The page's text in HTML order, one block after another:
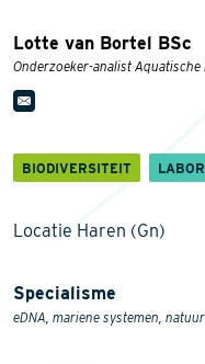
Lotte van Bortel BSc
Onderzoeker-analist Aquatische
BIODIVERSITEIT
Locatie Haren (Gn)
Specialisme
eDNA, mariene systemen,